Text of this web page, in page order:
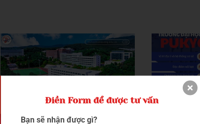
nhất được chính phủ Hàn Quốc quan tâm
và đầu tư mạnh mẽ, Koje mang đến môi
trường học tập hiện đại, chương trình đào
tạo chuyên sâu và cơ hội việc làm hấp dẫn
sau tốt nghiệp. Trong bài viết dưới đây,
hãy cùng Du học Trần Quang khám phá
bài viết dưới
Đại học Kyonggi Hàn Quốc 2026 -
Trường Đại
Điền Form để được tư vấn
Bạn sẽ nhận được gì?